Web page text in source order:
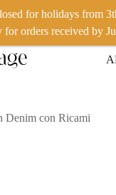
QUI
Denim con Ricami
for holidays from
for orders received by